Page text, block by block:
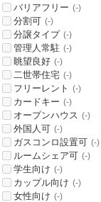
バリアフリー (-)
分割可 (-)
分譲タイプ (-)
管理人常駐 (-)
眺望良好 (-)
二世帯住宅 (-)
フリーレント (-)
カードキー (-)
オープンハウス (-)
外国人可 (-)
ガスコンロ設置可 (-)
ルームシェア可 (-)
学生向け (-)
カップル向け (-)
女性向け (-)